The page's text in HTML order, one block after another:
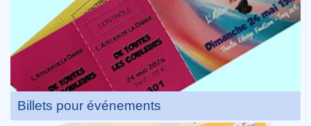
Billets pour événements